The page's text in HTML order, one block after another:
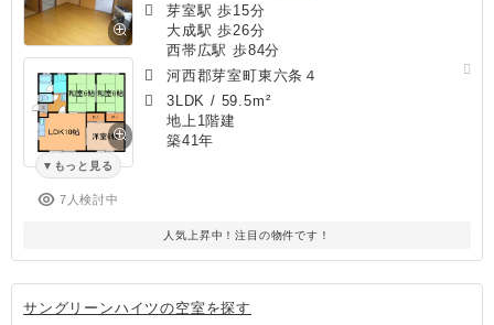
もっと見る
7人検討中
芽室駅 歩15分
大成駅 歩26分
西帯広駅 歩84分
河西郡芽室町東六条４
3LDK / 59.5m²
地上1階建
築41年
人気上昇中！注目の物件です！
サングリーンハイツの空室を探す